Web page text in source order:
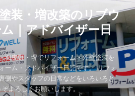
装・増改築のリブウ
｜アドバイザー日
羽曳野・堺でリフォーム・外壁塗装を
ーム・アドバイザー日記です。 リフォ
側やスタッフの日常などをいろいろと
よろしくお願いします。